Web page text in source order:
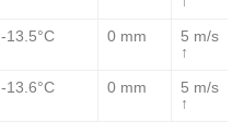
-13.5°C 0 mm
5 m/s
↑
-13.6°C 0 mm
5 m/s
↑